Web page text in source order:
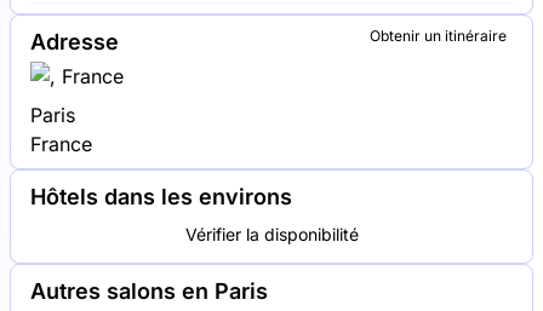
Salon Souveraineté Numérique 2026 couvre une
surface d'exposition de 10 000 mètres carrés.
Obtenir un itinéraire
Adresse
Paris
France
Hôtels dans les environs
Vérifier la disponibilité
Autres salons en Paris